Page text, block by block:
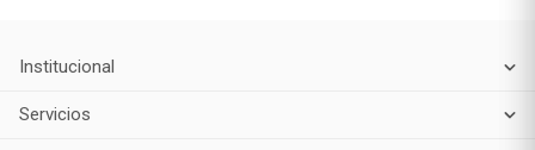
Institucional
Servicios